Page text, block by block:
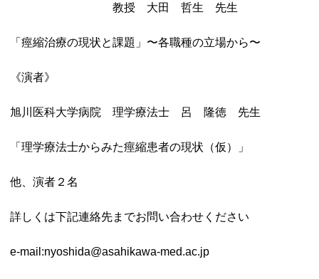
教授 大田 哲生 先生
「痙縮治療の現状と課題」〜各職種の立場から〜
《演者》
旭川医科大学病院 理学療法士 呂 隆徳 先生
「理学療法士からみた痙縮患者の現状（仮）」
他、演者２名
詳しくは下記連絡先までお問い合わせください
e-mail:nyoshida@asahikawa-med.ac.jp